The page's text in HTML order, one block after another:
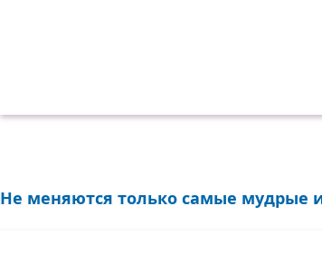
Не меняются только самые мудрые